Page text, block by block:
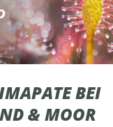
col4" existiert
BEI
& MOOR